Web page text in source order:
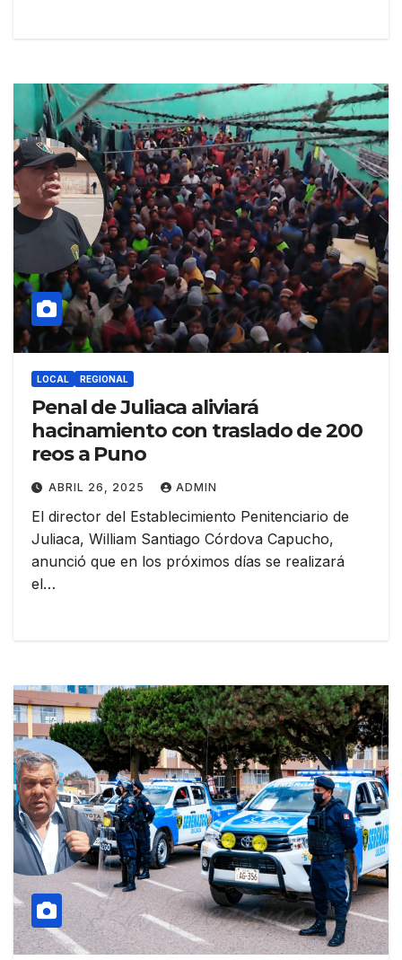
LOCAL REGIONAL
Penal de Juliaca aliviará
hacinamiento con traslado de 200
reos a Puno
ABRIL 26, 2025 ADMIN
El director del Establecimiento Penitenciario de
Juliaca, William Santiago Córdova Capucho,
anunció que en los próximos días se realizará
el…